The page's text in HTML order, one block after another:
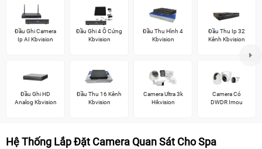
Đầu Ghi Camera
Ip AI Kbvision
Đầu Ghi 4 Ổ Cứng
Kbvision
Đầu Thu Hình 4
Kbvision
Đầu Thu Ip 32
Kênh Kbvision
Đầu Ghi HD
Analog Kbvision
Đầu Thu 16 Kênh
Kbvision
Camera Ultra 3k
Hikvision
Camera Có
DWDR Imou
Hệ Thống Lắp Đặt Camera Quan Sát Cho Spa